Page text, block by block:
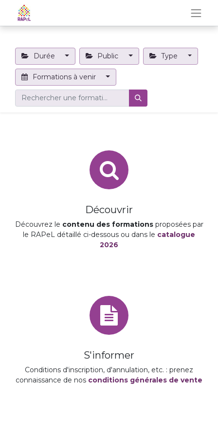
Durée Public Type
Formations à venir
Découvrir
Découvrez le contenu des formationsproposées par
le RAPeL détaillé ci-dessous ou dans le catalogue
2026
S'informer
Conditions d'inscription, d'annulation, etc. : prenez
connaissance de nos conditions générales de vente